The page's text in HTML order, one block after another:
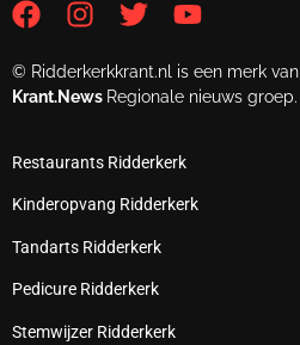
© Ridderkerkkrant.nl is een merk van
Krant.News Regionale nieuws groep.
Restaurants Ridderkerk
Kinderopvang Ridderkerk
Tandarts Ridderkerk
Pedicure Ridderkerk
Stemwijzer Ridderkerk